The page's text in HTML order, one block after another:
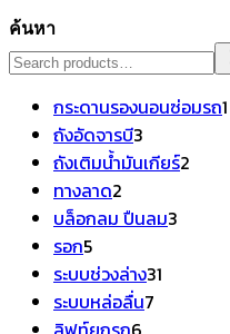
ค้นหา
กระดานรองนอนซ่อมรถ1
ถังอัดจารบี3
สินค้า
ถังเติมน้ำมันเกียร์2
ทางลาด2
สินค้า
บล็อกลม ปืนลม3
รอก55
สินค้า
ระบบช่วงล่าง31
ระบบหล่อลื่น7